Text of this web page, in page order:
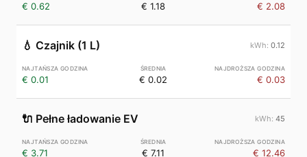
€ 0.62 € 1.18 € 2.08
💧 Czajnik (1 L) 0.12
€ 0.01 € 0.02 € 0.03
🔌 Pełne ładowanie EV 45
€ 3.71 € 7.11 € 12.46